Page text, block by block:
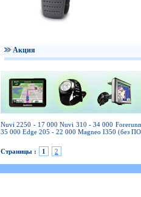
Акция
Nuvi 2250 - 17 000 Nuvi 310 - 34 000
35 000 Edge 205 - 22 000 Magneo I350 (без
Страницы : 1 2